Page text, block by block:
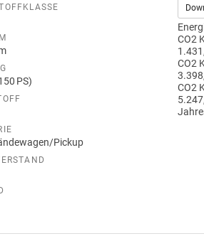
PS)
Pickup
CO2
CO2
CO2